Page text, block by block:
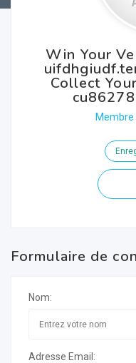
Win Your
Collect
Membre
Formulaire de
Nom:
Adresse Email: